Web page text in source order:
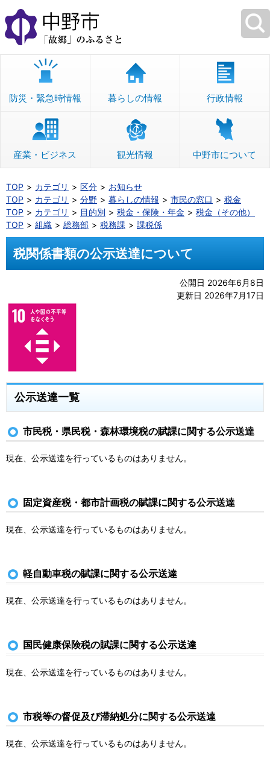
本
文
へ
移
防災・緊急時情報 暮らしの情報 行政情報
産業・ビジネス 観光情報 中野市について
TOP カテゴリ 区分
お知らせ
TOP
カテゴリ 分野 暮らしの情報 市民の窓口
税金
TOP
カテゴリ 目的別 税金・保険・年金
税金（その他）
TOP
組織 総務部 税務課 課税係
税関係書類の公示送達について
公開日 2026年6月8日
更新日 2026年7月17日
公示送達一覧
市民税・県民税・森林環境税の賦課に関する公示送達
現在、公示送達を行っているものはありません。
固定資産税・都市計画税の賦課に関する公示送達
現在、公示送達を行っているものはありません。
軽自動車税の賦課に関する公示送達
現在、公示送達を行っているものはありません。
国民健康保険税の賦課に関する公示送達
現在、公示送達を行っているものはありません。
市税等の督促及び滞納処分に関する公示送達
現在、公示送達を行っているものはありません。